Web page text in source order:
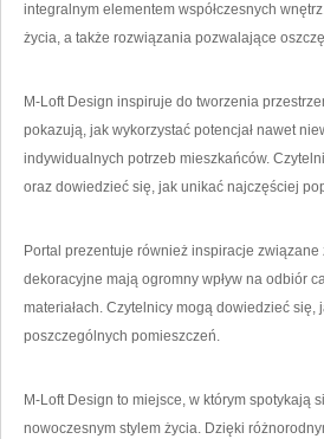
integralnym elementem współczesnych
życia, a także rozwiązania pozwalające
M-Loft Design inspiruje do tworzenia
pokazują, jak wykorzystać potencjał nawet
indywidualnych potrzeb mieszkańców.
oraz dowiedzieć się, jak unikać najczęściej
Portal prezentuje również inspiracje
dekoracyjne mają ogromny wpływ na odbiór
materiałach. Czytelnicy mogą dowiedzieć
poszczególnych pomieszczeń.
M-Loft Design to miejsce, w którym spotykają
nowoczesnym stylem życia. Dzięki